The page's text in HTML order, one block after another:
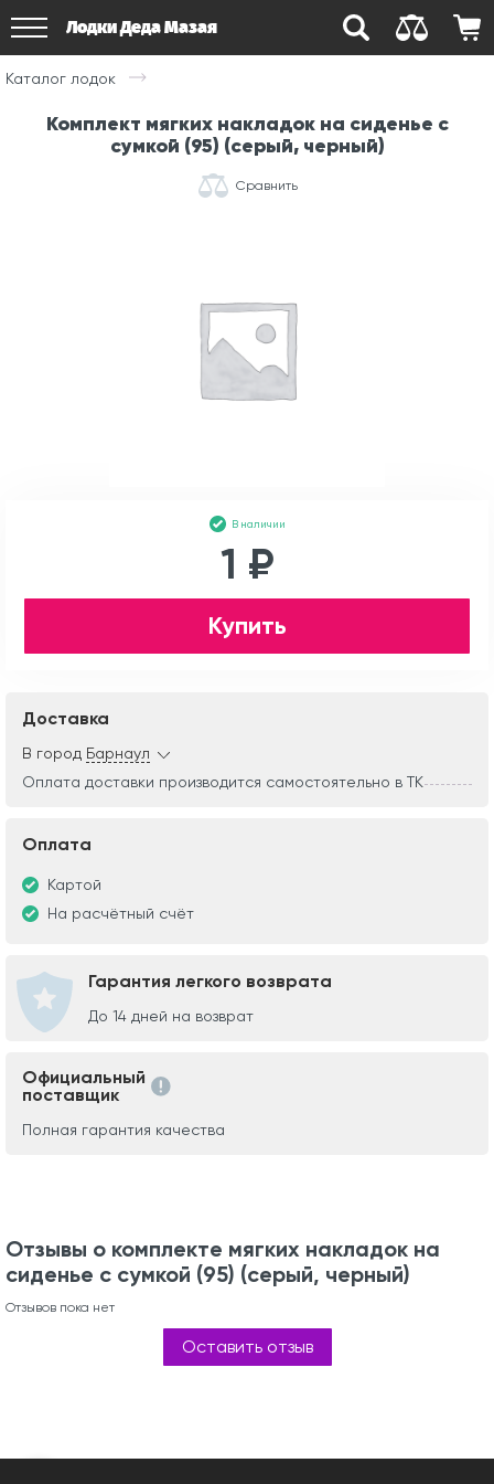
Лодки Деда Мазая
Каталог лодок
Комплект мягких накладок на сиденье с
сумкой (95) (серый, черный)
Сравнить
В наличии
1 ₽
Купить
Доставка
В город Барнаул
Оплата доставки производится самостоятельно в ТК
Оплата
Картой
На расчётный счёт
Гарантия легкого возврата
До 14 дней на возврат
Официальный
поставщик
Полная гарантия качества
Отзывы о комплекте мягких накладок на
сиденье с сумкой (95) (серый, черный)
Отзывов пока нет
Оставить отзыв